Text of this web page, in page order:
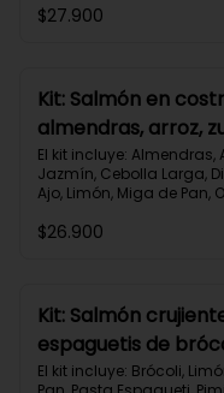
Zanahoria, Zucchini
Proteínas 35g
$27.900
Kit: Salmón en
almendras, arroz,
salsa de limón-126
El kit incluye: Almendras,
Jazmín, Cebolla Larga,
Ajo, Limón, Miga de Pan,
congelado), Sour Cream,
Proteínas 36g
$26.900
Kit: Salmón
espaguetis de
limón-122
El kit incluye: Brócoli,